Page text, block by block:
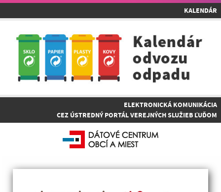
KALENDÁR
ELEKTRONICKÁ KOMUNIKÁCIA
CEZ ÚSTREDNÝ PORTÁL VEREJNÝCH SLUŽIEB ĽUĎOM